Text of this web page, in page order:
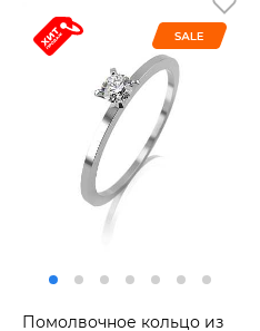
Помолвочное кольцо из